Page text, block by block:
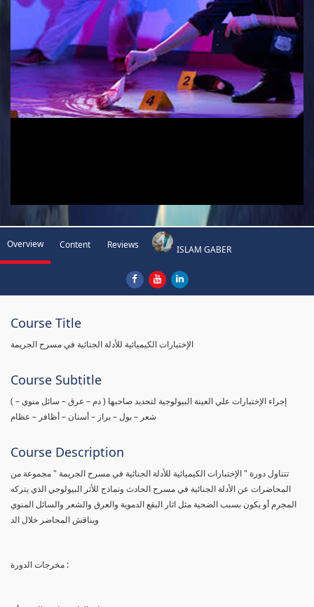
Overview Content Reviews ISLAM GABER
Course Title
الإختبارات الكيميائية للأدلة الجنائية في مسرح الجريمة
Course Subtitle
( إجراء الإختبارات علي العينة البيولوجية لتحديد صاحبها ( دم – عرق – سائل منوي –
شعر – بول – براز – أسنان – أظافر – عظام
Course Description
تتناول دورة " الإختبارات الكيميائية للأدلة الجنائية في مسرح الجريمة " مجموعة من
المحاضرات عن الأدلة الجنائية في مسرح الحادث ونماذج للأثر البيولوجي الذي يتركه
المجرم أو يكون بسبب الضحية مثل اثار البقع الدموية والعرق والشعر والسائل المنوي
ويناقش المحاضر خلال الد
مخرجات الدورة :